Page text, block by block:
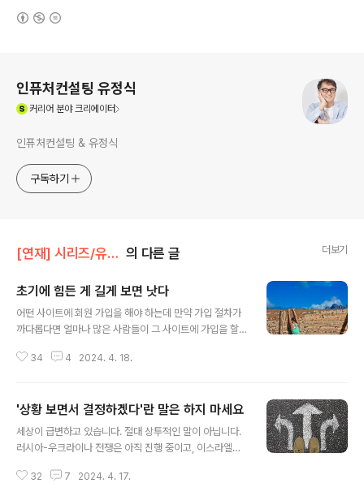
인퓨처컨설팅 유정식
커리어 분야 크리에이터
인퓨처컨설팅 & 유정식
구독하기
[연재] 시리즈/유정식의 경영일기 의 다른 글 더보기
초기에 힘든 게 길게 보면 낫다
어떤 사이트에 회원 가입을 해야 하는데 만약 가입 절차가
까다롭다면 얼마나 많은 사람들이 그 사이트에 가입을 할
것이고 회원수 자체도 그리 많지 않겠죠. 질문을 좀 바꿔 보
가 쉬운 경우보다 이용 시간이 길까요, 아니면 짧을까요?
하버드 경영대학원의 연구진은 이 질문에 답하기 위한 실
험을 진행했습니다. 그들은 27,000명의 참가자가 새로운
고서 가입 절차의 까다로운 정도에 따라 사용자의 이용 시
34 4 2024. 4. 18.
'상황 보면서 결정하겠다'란 말은 하지 마세요
세상이 급변하고 있습니다. 절대 상투적인 말이 아닙니다.
러시아-우크라이나 전쟁은 아직 진행 중이고, 이스라엘과
모르는 상황입니다. 북쪽에서 늘 우리를 위협하는 북한의
32 7 2024. 4. 17.